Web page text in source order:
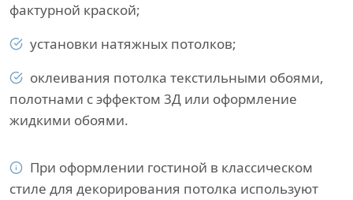
фактурной краской;
установки натяжных потолков;
оклеивания потолка текстильными обоями,
полотнами с эффектом 3Д или оформление
жидкими обоями.
При оформлении гостиной в классическом
стиле для декорирования потолка используют